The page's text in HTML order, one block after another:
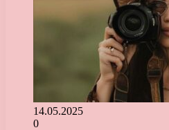
14.05.2025
0